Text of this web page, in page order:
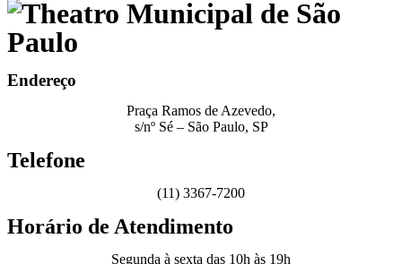
Endereço
Praça Ramos de Azevedo,
s/nº Sé – São Paulo, SP
Telefone
(11) 3367-7200
Horário de Atendimento
Segunda à sexta das 10h às 19h